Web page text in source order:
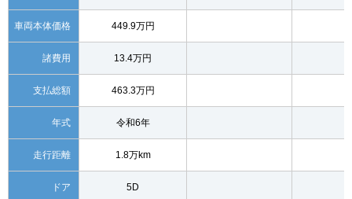
車両本体価格 449.9万円
諸費用 13.4万円
支払総額 463.3万円
年式 令和6年
走行距離 1.8万km
ドア 5D